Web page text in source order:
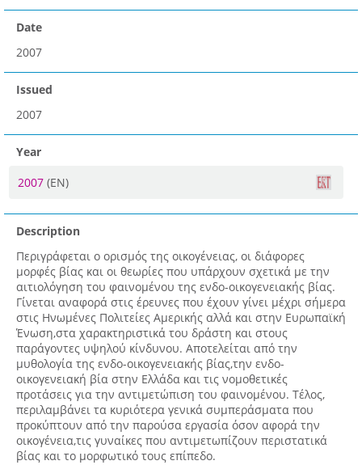
Date
2007
Issued
2007
Year
2007 (EN)
Description
Περιγράφεται ο ορισμός της οικογένειας, οι διάφορες
μορφές βίας και οι θεωρίες που υπάρχουν σχετικά με την
αιτιολόγηση του φαινομένου της ενδο-οικογενειακής βίας.
Γίνεται αναφορά στις έρευνες που έχουν γίνει μέχρι σήμερα
στις Ηνωμένες Πολιτείες Αμερικής αλλά και στην Ευρωπαϊκή
Ένωση,στα χαρακτηριστικά του δράστη και στους
παράγοντες υψηλού κίνδυνου. Αποτελείται από την
μυθολογία της ενδο-οικογενειακής βίας,την ενδο-
οικογενειακή βία στην Ελλάδα και τις νομοθετικές
προτάσεις για την αντιμετώπιση του φαινομένου. Τέλος,
περιλαμβάνει τα κυριότερα γενικά συμπεράσματα που
προκύπτουν από την παρούσα εργασία όσον αφορά την
οικογένεια,τις γυναίκες που αντιμετωπίζουν περιστατικά
βίας και το μορφωτικό τους επίπεδο.